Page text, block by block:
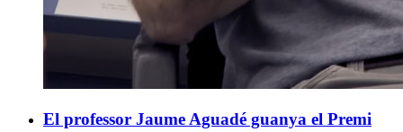
El professor Jaume Aguadé guanya el Premi